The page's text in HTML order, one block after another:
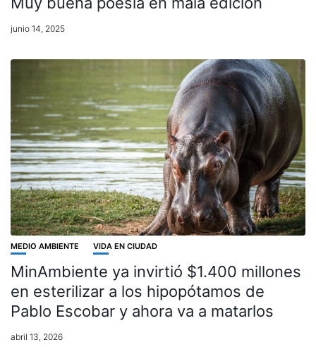
junio 14, 2025
MEDIO AMBIENTE VIDA EN CIUDAD
MinAmbiente ya invirtió $1.400 millones
en esterilizar a los hipopótamos de
Pablo Escobar y ahora va a matarlos
abril 13, 2026